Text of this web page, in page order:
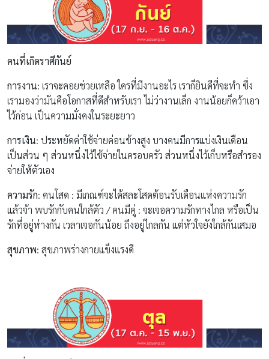
คนที่เกิดราศีกันย์
การงาน: เราจะคอยช่วยเหลือ ใครที่มีงานอะไร เราก็ยินดีที่จะทำ ซึ่ง
เรามองว่ามันคือโอกาสที่ดีสำหรับเรา ไม่ว่างานเล็ก งานน้อยก็คว้าเอา
ไว้ก่อน เป็นความมั่งคงในระยะยาว
การเงิน: ประหยัดค่าใช้จ่ายค่อนข้างสูง บางคนมีการแบ่งเงินเดือน
เป็นส่วน ๆ ส่วนหนึ่งไว้ใช้จ่ายในครอบครัว ส่วนหนึ่งไว้เก็บหรือสำรอง
จ่ายให้ตัวเอง
ความรัก: คนโสด : มีเกณฑ์จะได้สละโสดต้อนรับเดือนแห่งความรัก
แล้วจ้า พบรักกับคนใกล้ตัว / คนมีคู่ : จะเจอความรักทางไกล หรือเป็น
รักที่อยู่ห่างกัน เวลาเจอกันน้อย ถึงอยู่ไกลกัน แต่หัวใจยังใกล้กันเสมอ
สุขภาพ: สุขภาพร่างกายแข็งแรงดี